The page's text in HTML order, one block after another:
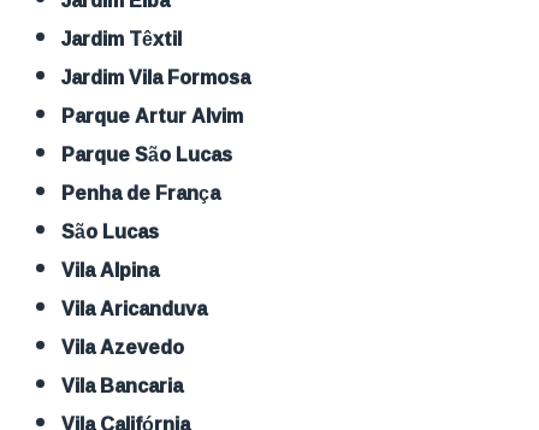
Jardim Têxtil
Jardim Vila Formosa
Parque Artur Alvim
Parque São Lucas
Penha de França
São Lucas
Vila Alpina
Vila Aricanduva
Vila Azevedo
Vila Bancaria